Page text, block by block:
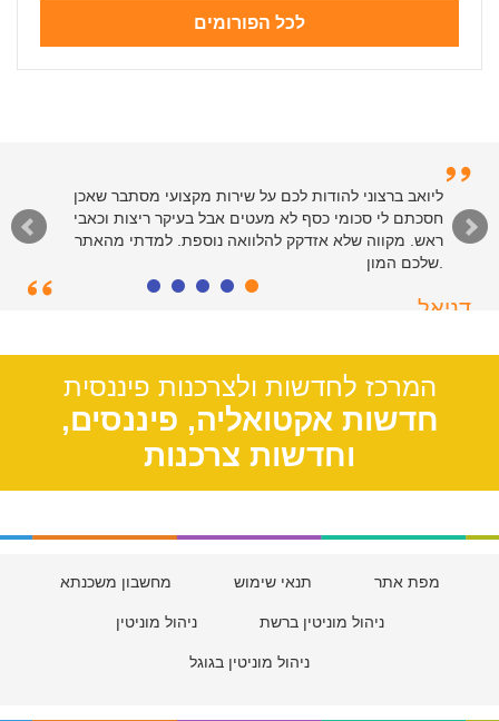
לכל הפורומים
ליואב ברצוני להודות לכם על שירות מקצועי מסתבר שאכן
חסכתם לי סכומי כסף לא מעטים אבל בעיקר ריצות וכאבי
ראש. מקווה שלא אזדקק להלוואה נוספת. למדתי מהאתר
דניאל
המרכז לחדשות ולצרכנות פיננסית
חדשות אקטואליה, פיננסים,
וחדשות צרכנות
מפת אתר תנאי שימוש מחשבון משכנתא
ניהול מוניטין ברשת ניהול מוניטין
ניהול מוניטין בגוגל